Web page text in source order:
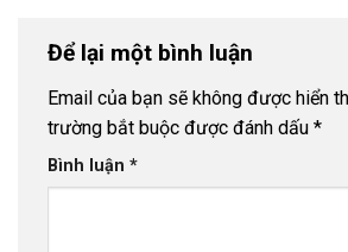
Để lại một bình luận
Email của bạn sẽ không được hiển
trường bắt buộc được đánh dấu *
Bình luận *